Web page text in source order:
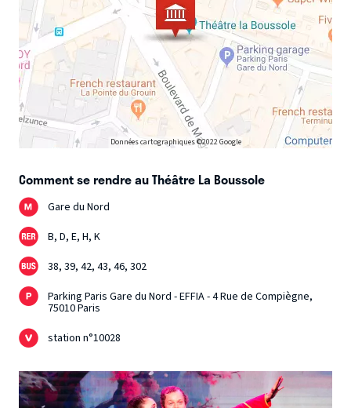
Données cartographiques ©2022 Google
Comment se rendre au Théâtre La Boussole
Gare du Nord
B, D, E, H, K
38, 39, 42, 43, 46, 302
Parking Paris Gare du Nord - EFFIA - 4 Rue de Compiègne,
75010 Paris
station n°10028